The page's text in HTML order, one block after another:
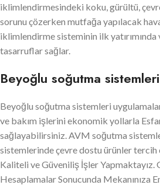
iklimlendirmesindeki koku, gürültü,
sorunu çözerken mutfağa yapılacak
iklimlendirme sisteminin ilk
tasarruflar sağlar.
Beyoğlu soğutma sistemleri
Beyoğlu soğutma sistemleri
ve bakım işlerini ekonomik yollarla
sağlayabilirsiniz. AVM soğutma
sistemlerinde çevre dostu ürünler
Kaliteli ve Güveniliş İşler Yapmaktayız.
Hesaplamalar Sonucunda Mekanınıza